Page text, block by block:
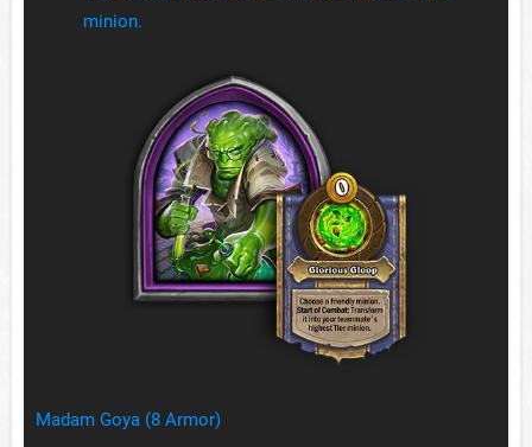
minion.
Madam Goya (8 Armor)